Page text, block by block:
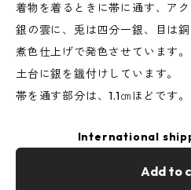
着物を着るときに帯に通す、アク
銀の雲に、兎は四分一銀、目は
煮色仕上げで発色させています。
土台に銀を鑞付けしています。
帯を通す部分は、1.1㎝ほどです。
International
Add to